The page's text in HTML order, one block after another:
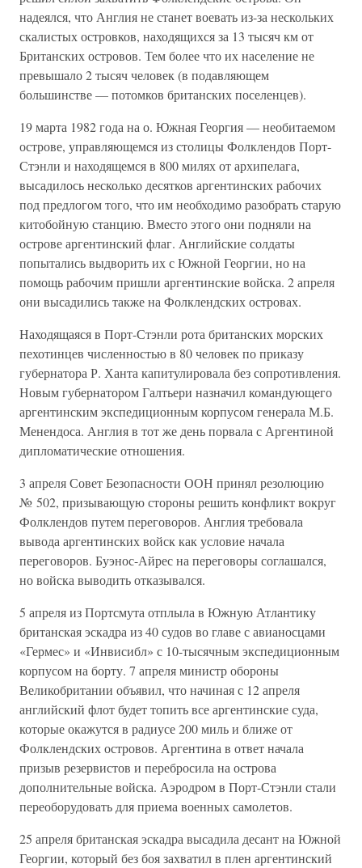
надеялся, что Англия не станет воевать из-за нескольких
скалистых островков, находящихся за 13 тысяч км от
Британских островов. Тем более что их население не
превышало 2 тысяч человек (в подавляющем
большинстве — потомков британских поселенцев).
19 марта 1982 года на о. Южная Георгия — необитаемом
острове, управляющемся из столицы Фолклендов Порт-
Стэнли и находящемся в 800 милях от архипелага,
высадилось несколько десятков аргентинских рабочих
под предлогом того, что им необходимо разобрать старую
китобойную станцию. Вместо этого они подняли на
острове аргентинский флаг. Английские солдаты
попытались выдворить их с Южной Георгии, но на
помощь рабочим пришли аргентинские войска. 2 апреля
они высадились также на Фолклендских островах.
Находящаяся в Порт-Стэнли рота британских морских
пехотинцев численностью в 80 человек по приказу
губернатора Р. Ханта капитулировала без сопротивления.
Новым губернатором Галтьери назначил командующего
аргентинским экспедиционным корпусом генерала М.Б.
Менендоса. Англия в тот же день порвала с Аргентиной
дипломатические отношения.
3 апреля Совет Безопасности ООН принял резолюцию
№ 502, призывающую стороны решить конфликт вокруг
Фолклендов путем переговоров. Англия требовала
вывода аргентинских войск как условие начала
переговоров. Буэнос-Айрес на переговоры соглашался,
но войска выводить отказывался.
5 апреля из Портсмута отплыла в Южную Атлантику
британская эскадра из 40 судов во главе с авианосцами
«Гермес» и «Инвисибл» с 10-тысячным экспедиционным
корпусом на борту. 7 апреля министр обороны
Великобритании объявил, что начиная с 12 апреля
английский флот будет топить все аргентинские суда,
которые окажутся в радиусе 200 миль и ближе от
Фолклендских островов. Аргентина в ответ начала
призыв резервистов и перебросила на острова
дополнительные войска. Аэродром в Порт-Стэнли стали
переоборудовать для приема военных самолетов.
25 апреля британская эскадра высадила десант на Южной
Георгии, который без боя захватил в плен аргентинский